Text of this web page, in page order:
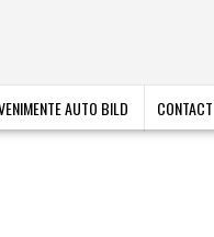
AUTO BILD CONTACT